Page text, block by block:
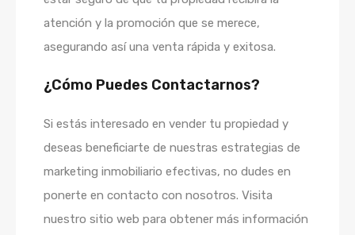
atención y la promoción que se merece,
asegurando así una venta rápida y exitosa.
¿Cómo Puedes Contactarnos?
Si estás interesado en vender tu propiedad y
deseas beneficiarte de nuestras estrategias de
marketing inmobiliario efectivas, no dudes en
ponerte en contacto con nosotros. Visita
nuestro sitio web para obtener más información